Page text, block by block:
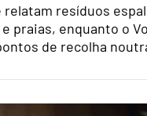
relatam resíduos
praias, enquanto o
de recolha